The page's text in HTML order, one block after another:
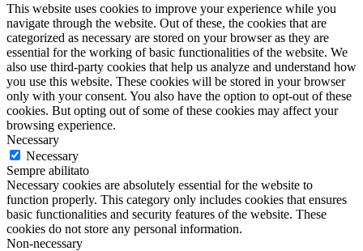
This website uses cookies to improve your experience while you
navigate through the website. Out of these, the cookies that are
categorized as necessary are stored on your browser as they are
essential for the working of basic functionalities of the website. We
also use third-party cookies that help us analyze and understand how
you use this website. These cookies will be stored in your browser
only with your consent. You also have the option to opt-out of these
cookies. But opting out of some of these cookies may affect your
browsing experience.
Necessary
Necessary
Sempre abilitato
Necessary cookies are absolutely essential for the website to
function properly. This category only includes cookies that ensures
basic functionalities and security features of the website. These
cookies do not store any personal information.
Non-necessary